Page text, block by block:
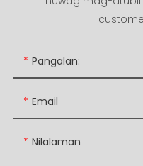
Pangalan:
Email
Nilalaman